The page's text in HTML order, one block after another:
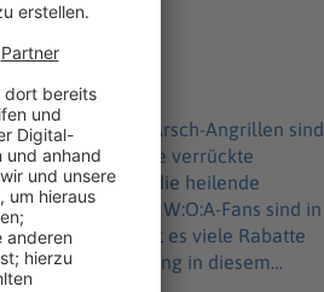
Ihr möchtet
ausuferndes Arsch-Angrillen sind
Welt gibt es viele verrückte
sondern nimmt die heilende
Squads. 85.000 W:O:A-Fans sind in